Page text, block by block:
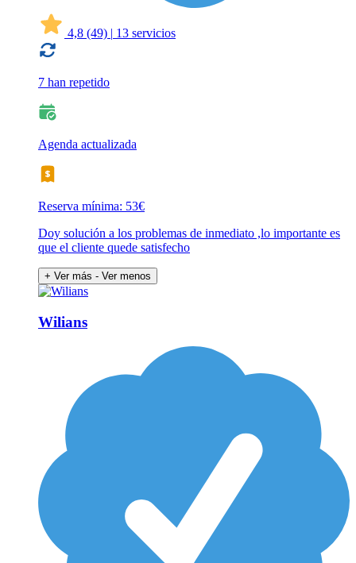
4,8 (49) | 13 servicios
7 han repetido
Agenda actualizada
Reserva mínima: 53€
Doy solución a los problemas de inmediato ,lo importante es
que el cliente quede satisfecho
+ Ver más - Ver menos
Wilians